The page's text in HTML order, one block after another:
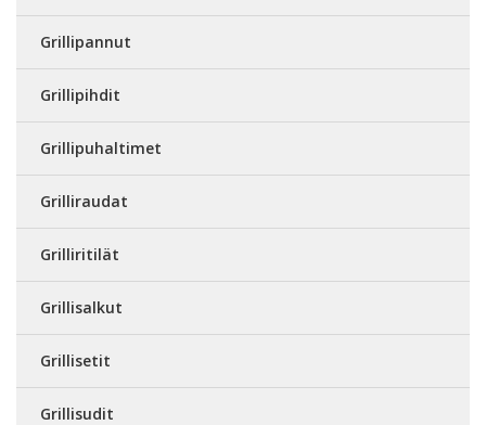
Grillipannut
Grillipihdit
Grillipuhaltimet
Grilliraudat
Grilliritilät
Grillisalkut
Grillisetit
Grillisudit